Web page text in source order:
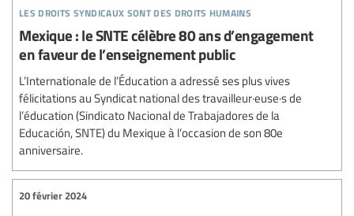
les droits syndicaux sont des droits humains
Mexique : le SNTE célèbre 80 ans d’engagement
en faveur de l’enseignement public
L’Internationale de l’Éducation a adressé ses plus vives
félicitations au Syndicat national des travailleur·euse·s de
l’éducation (Sindicato Nacional de Trabajadores de la
Educación, SNTE) du Mexique à l’occasion de son 80e
anniversaire.
20 février 2024